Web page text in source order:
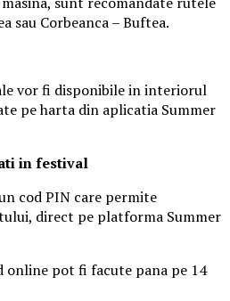
sau Corbeanca – Buftea.
vor fi disponibile in interiorul
pe harta din aplicatia Summer
in festival
cod PIN care permite
direct pe platforma Summer
pot fi facute pana pe 14